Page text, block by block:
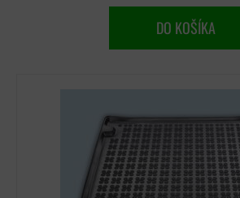
DO KOŠÍKA